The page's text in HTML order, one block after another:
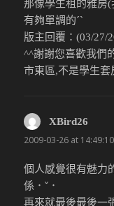
那像學生租的雅房
有夠單調的ˊˋ
版主回覆：(03/27/
^^謝謝您喜歡我們
市東區,不是學生套
XBird26
2009-03-26 at 14:49:10
個人感覺很有魅力
係．ˇ．
再來就最後最後一